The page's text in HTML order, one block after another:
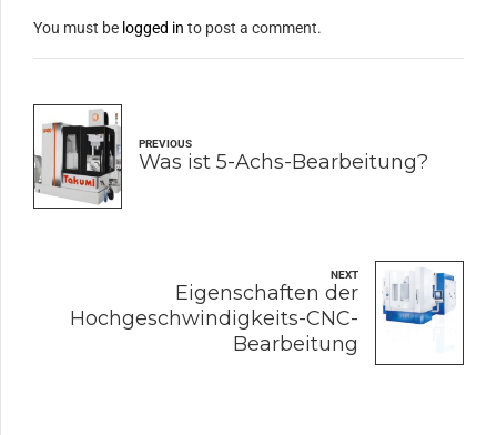
You must be logged in to post a comment.
PREVIOUS
Was ist 5-Achs-Bearbeitung?
NEXT
Eigenschaften der
Hochgeschwindigkeits-CNC-
Bearbeitung